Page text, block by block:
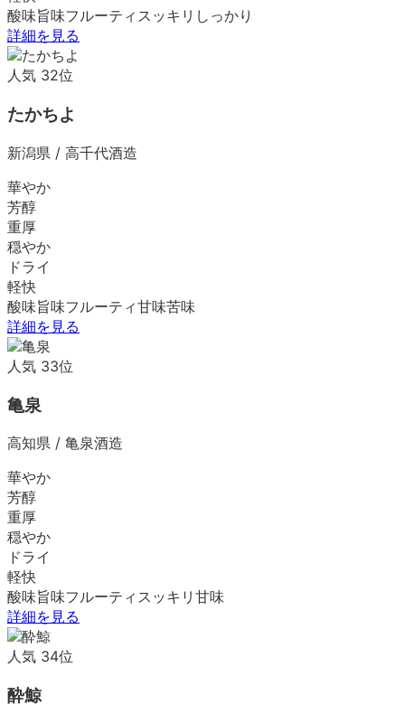
酸味旨味フルーティ スッキリ しっかり
詳細を見る
人気 32位
たかちよ
新潟県 / 高千代酒造
華やか
芳醇
重厚
穏やか
ドライ
軽快
酸味旨味フルーティ甘味苦味
詳細を見る
人気 33位
亀泉
高知県 / 亀泉酒造
華やか
芳醇
重厚
穏やか
ドライ
軽快
酸味旨味フルーティ スッキリ 甘味
詳細を見る
人気 34位
酔鯨